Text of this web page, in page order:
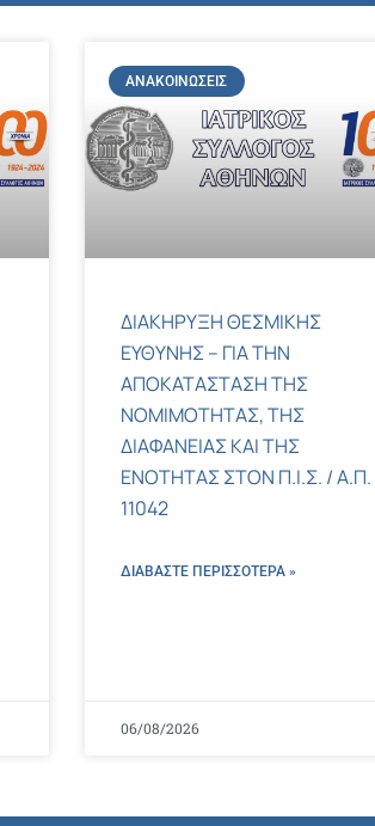
ΑΝΑΚΟΙΝΏΣΕΙΣ
ΔΙΑΚΗΡΥΞΗ ΘΕΣΜΙΚΗΣ
ΕΥΘΥΝΗΣ – ΓΙΑ ΤΗΝ
ΑΠΟΚΑΤΑΣΤΑΣΗ ΤΗΣ
ΝΟΜΙΜΟΤΗΤΑΣ, ΤΗΣ
ΔΙΑΦΑΝΕΙΑΣ ΚΑΙ ΤΗΣ
ΕΝΟΤΗΤΑΣ ΣΤΟΝ Π.Ι.Σ. / Α.Π.
11042
ΔΙΑΒΑΣΤΕ ΠΕΡΙΣΣΌΤΕΡΑ »
06/08/2026